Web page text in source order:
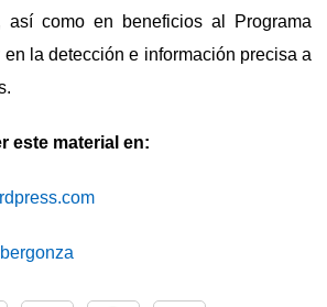
así como en beneficios al Programa
la detección e información precisa a
este material en: